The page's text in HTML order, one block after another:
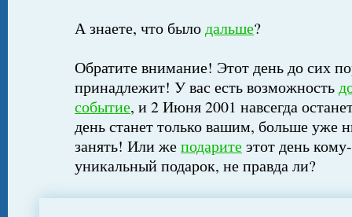
А знаете, что былодальше?
Обратите внимание! Этот день до сих
принадлежит! У вас есть возможность
событие, и 2 Июня 2001 навсегда
день станет только вашим, больше уже
занять! Или жеподаритеэтот день
уникальный подарок, не правда ли?